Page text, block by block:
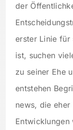
der
erster Linie für
ist, suchen
zu seiner Ehe
entstehen
news, die
Entwicklungen